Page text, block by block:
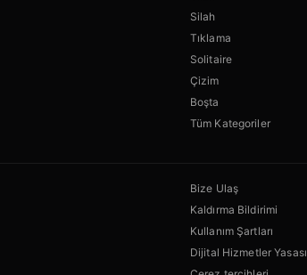
Silah
Tıklama
Solitaire
Çizim
Boşta
Tüm Kategoriler
Bize Ulaş
Kaldırma Bildirimi
Kullanım Şartları
Dijital Hizmetler Yasası